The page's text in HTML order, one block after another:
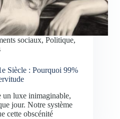
sociaux, Politique,
Siècle : Pourquoi 99%
un luxe inimaginable,
jour. Notre système
cette obscénité